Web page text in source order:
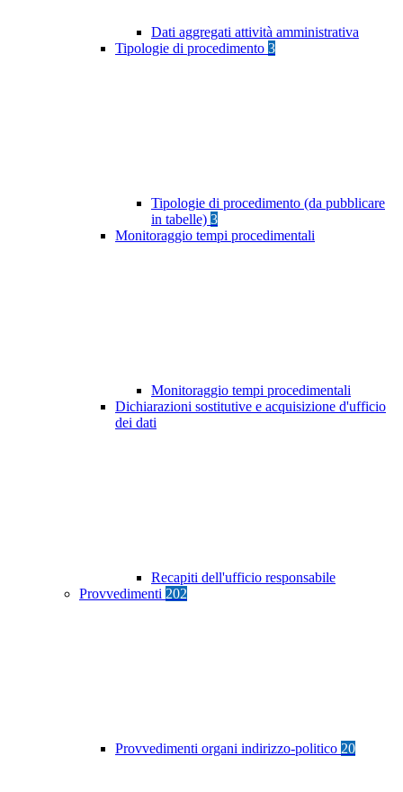
Dati aggregati attività amministrativa
Tipologie di procedimento 3
Tipologie di procedimento (da pubblicare
in tabelle) 3
Monitoraggio tempi procedimentali
Monitoraggio tempi procedimentali
Dichiarazioni sostitutive e acquisizione d'ufficio
dei dati
Recapiti dell'ufficio responsabile
Provvedimenti 202
Provvedimenti organi indirizzo-politico 20